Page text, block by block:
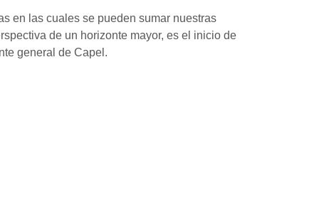
en las cuales se pueden sumar nuestras
de un horizonte mayor, es el inicio de
general de Capel.